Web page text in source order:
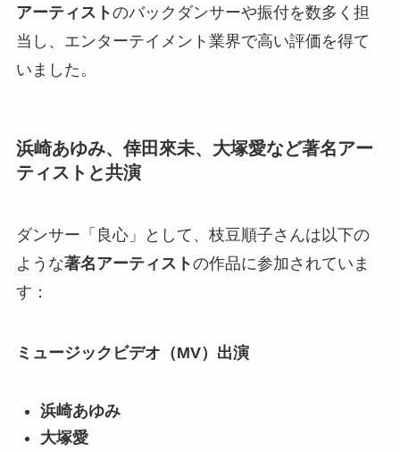
アーティストのバックダンサーや振付を数多く担
当し、エンターテイメント業界で高い評価を得て
いました。
浜崎あゆみ、倖田來未、大塚愛など著名アー
ティストと共演
ダンサー「良心」として、枝豆順子さんは以下の
ような著名アーティストの作品に参加されていま
す：
ミュージックビデオ（MV）出演
浜崎あゆみ
大塚愛